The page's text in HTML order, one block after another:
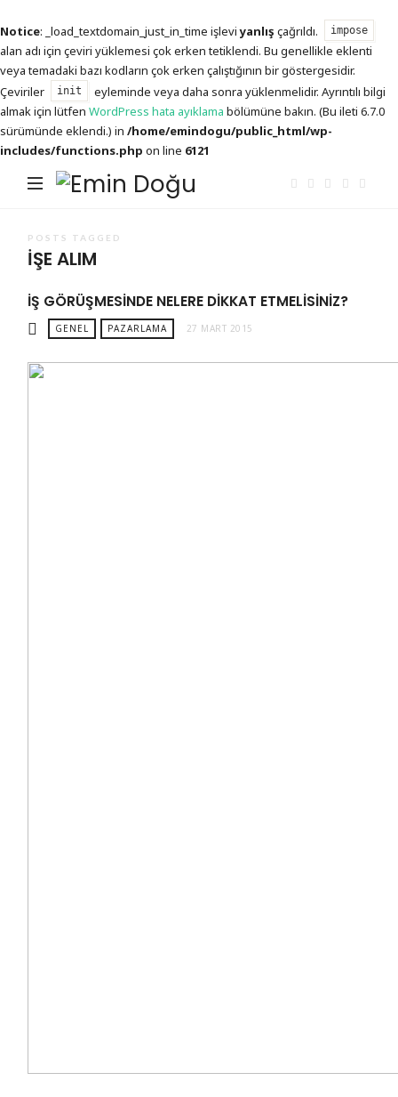
Notice: _load_textdomain_just_in_time işleviyanlış çağrıldı. impose
alan adı için çeviri yüklemesi çok erken tetiklendi. Bu genellikle eklenti
veya temadaki bazı kodların çok erken çalıştığının bir göstergesidir.
Çeviriler
init
eyleminde veya daha sonra yüklenmelidir. Ayrıntılı bilgi
almak için lütfen WordPress hata ayıklama bölümüne bakın. (Bu ileti 6.7.0
sürümünde eklendi.) in /home/emindogu/public_html/wp-
includes/functions.php on line 6121
POSTS TAGGED
IŞE ALIM
İŞ GÖRÜŞMESINDE NELERE DIKKAT ETMELISINIZ?
GENEL PAZARLAMA 27 MART 2015